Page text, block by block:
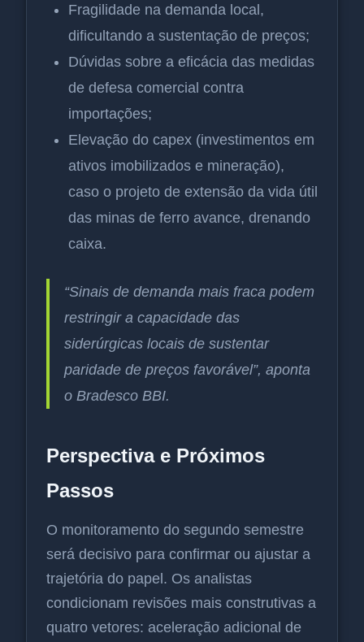
Fragilidade na demanda local,
dificultando a sustentação de preços;
Dúvidas sobre a eficácia das medidas
de defesa comercial contra
importações;
Elevação do capex (investimentos em
ativos imobilizados e mineração),
caso o projeto de extensão da vida útil
das minas de ferro avance, drenando
caixa.
“Sinais de demanda mais fraca podem
restringir a capacidade das
siderúrgicas locais de sustentar
paridade de preços favorável”, aponta
o Bradesco BBI.
Perspectiva e Próximos
Passos
O monitoramento do segundo semestre
será decisivo para confirmar ou ajustar a
trajetória do papel. Os analistas
condicionam revisões mais construtivas a
quatro vetores: aceleração adicional de